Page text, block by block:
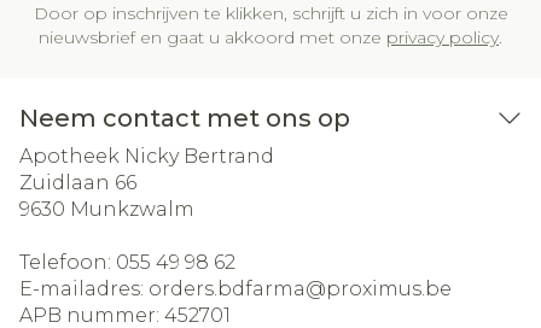
Door op inschrijven te klikken, schrijft u zich in voor onze
nieuwsbrief en gaat u akkoord met onze privacy policy.
Neem contact met ons op
Apotheek Nicky Bertrand
Zuidlaan 66
9630 Munkzwalm
Telefoon: 055 49 98 62
E-mailadres: orders.bdfarma@proximus.be
APB nummer: 452701